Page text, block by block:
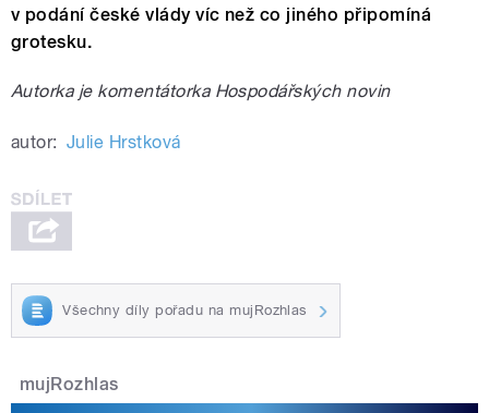
v podání české vlády víc než co jiného připomíná
grotesku.
Autorka je komentátorka Hospodářských novin
autor: Julie Hrstková
Všechny díly pořadu na mujRozhlas
mujRozhlas